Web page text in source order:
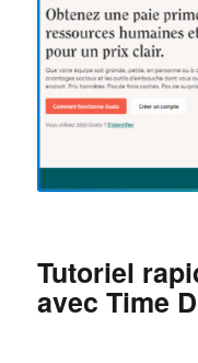
Tutoriel
avec Time